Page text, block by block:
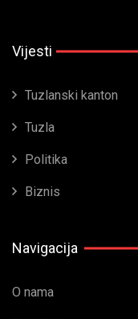
Vijesti
Tuzlanski kanton
Tuzla
Politika
Biznis
Navigacija
O nama